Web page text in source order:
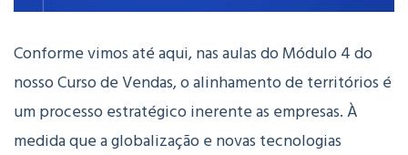
Conforme vimos até aqui, nas aulas do Módulo 4 do
nosso Curso de Vendas, o alinhamento de territórios é
um processo estratégico inerente as empresas. À
medida que a globalização e novas tecnologias